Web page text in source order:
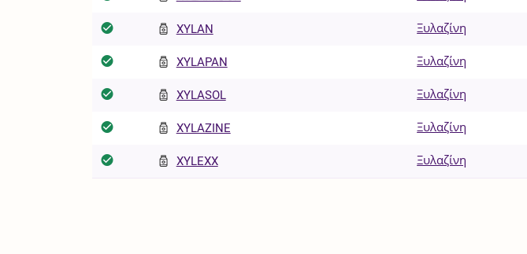
XYLAN Ξυλαζίνη
XYLAPAN Ξυλαζίνη
XYLASOL Ξυλαζίνη
XYLAZINE Ξυλαζίνη
XYLEXX Ξυλαζίνη